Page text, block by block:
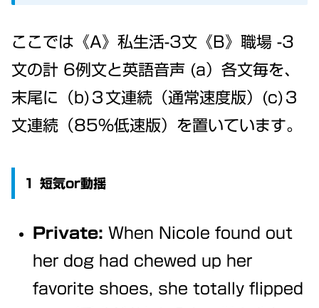
ここでは《A》私生活-3文《B》職場 -3
文の計 6例文と英語音声 (a）各文毎を、
末尾に（b)３文連続（通常速度版）(c)３
文連続（85%低速版）を置いています。
１ 短気or動揺
Private: When Nicole found out
her dog had chewed up her
favorite shoes, she totally flipped